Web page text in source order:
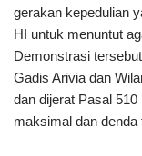
gerakan kepedulian
HI untuk menuntut
Demonstrasi
Gadis Arivia dan
dan dijerat Pasal
maksimal dan denda